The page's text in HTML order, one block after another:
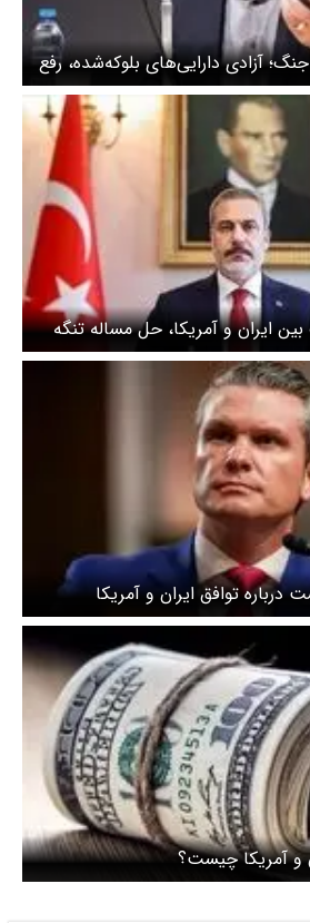
آزادی دارایی‌های بلوکه‌شده، رفع
فروش نفت
بین ایران و آمریکا، حل مساله تنگه
توافق ایران و آمریکا
سازنده بود
و آمریکا چیست؟